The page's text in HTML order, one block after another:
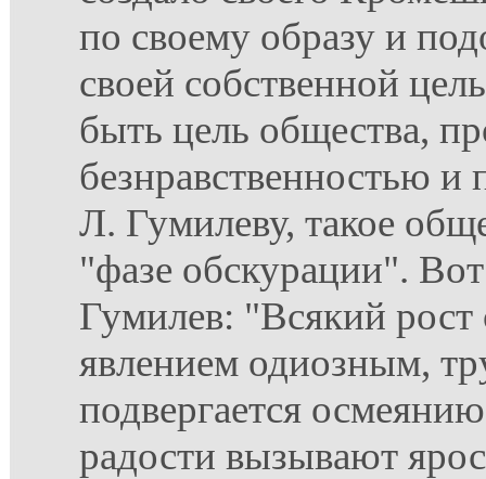
по своему образу и
своей собственной
быть цель общества,
безнравственностью
Л. Гумилеву, такое
"фазе обскурации".
Гумилев: "Всякий рост
явлением одиозным,
подвергается
радости вызывают